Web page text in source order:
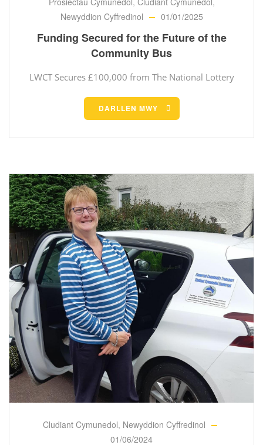
Newyddion Cyffredinol
01/01/2025
Funding Secured for the Future of the
Community Bus
LWCT Secures £100,000 from The National Lottery
DARLLEN MWY
Cludiant Cymunedol, Newyddion Cyffredinol
01/06/2024